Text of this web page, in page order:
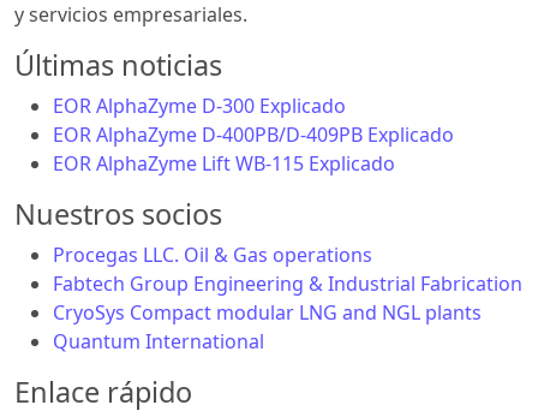
y servicios empresariales.
Últimas noticias
EOR AlphaZyme D-300 Explicado
EOR AlphaZyme D-400PB/D-409PB Explicado
EOR AlphaZyme Lift WB-115 Explicado
Nuestros socios
Procegas LLC. Oil & Gas operations
Fabtech Group Engineering & Industrial Fabrication
CryoSys Compact modular LNG and NGL plants
Quantum International
Enlace rápido